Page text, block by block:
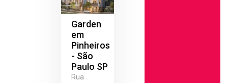
Garden
em
Pinheiros
- São
Paulo SP
Rua